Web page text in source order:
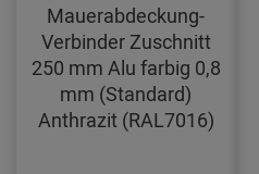
Mauerabdeckung-
Verbinder Zuschnitt
250 mm Alu farbig 0,8
mm (Standard)
Anthrazit (RAL7016)